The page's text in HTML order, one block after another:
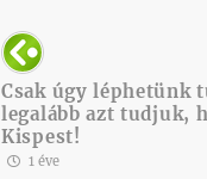
Csak úgy léphetünk
legalább azt tudjuk,
Kispest!
1 éve